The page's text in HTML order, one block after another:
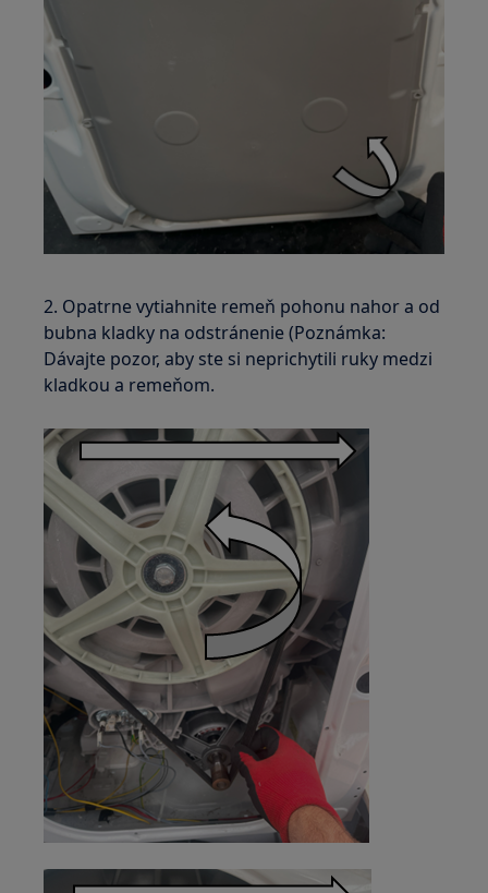
2. Opatrne vytiahnite remeň pohonu nahor a od
bubna kladky na odstránenie (Poznámka:
Dávajte pozor, aby ste si neprichytili ruky medzi
kladkou a remeňom.